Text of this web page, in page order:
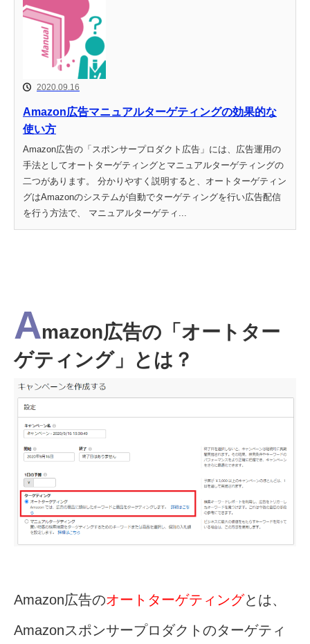
2020.09.16
Amazon広告マニュアルターゲティングの効果的な
使い方
Amazon広告の「スポンサープロダクト広告」には、広告運用の
手法としてオートターゲティングとマニュアルターゲティングの
二つがあります。 分かりやすく説明すると、オートターゲティン
グはAmazonのシステムが自動でターゲティングを行い広告配信
を行う方法で、 マニュアルターゲティ...
Amazon広告の「オートター
ゲティング」とは？
Amazon広告のオートターゲティングとは、
Amazonスポンサープロダクトのターゲティ